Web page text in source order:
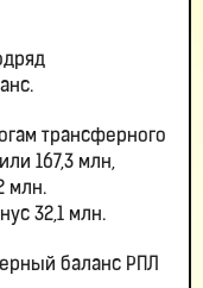
трансферного
167,3 млн,
млн.
32,1 млн.
баланс РПЛ